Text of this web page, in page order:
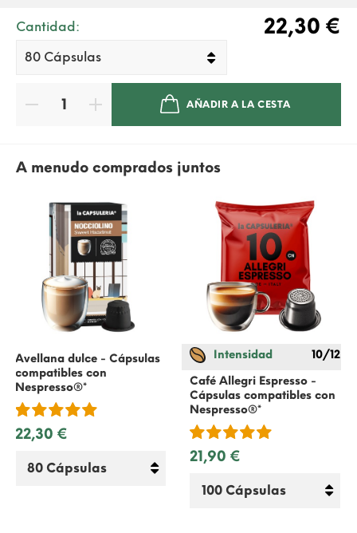
22,30 €
Cantidad:
AÑADIR A LA CESTA
A menudo comprados juntos
Avellana dulce - Cápsulas
compatibles con
Nespresso®*
22,30 €
Intensidad
10/12
Café Allegri Espresso -
Cápsulas compatibles con
Nespresso®*
21,90 €